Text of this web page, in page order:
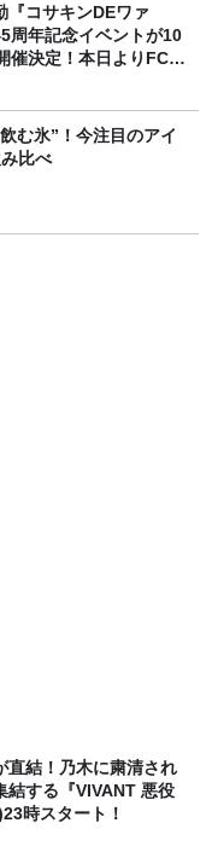
『コサキンDEワァ
周年記念イベントが10
催決定！本日よりFC先
む氷”！今注目のアイ
比べ
直結！乃木に粛清され
結する『VIVANT 悪役
時スタート！